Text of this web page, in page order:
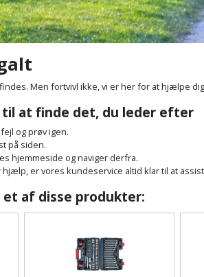
Men fortvivl ikke, vi er her for at hjælpe
at finde det, du leder efter
og prøv igen.
på siden.
hjemmeside og naviger derfra.
hjælp, er vores kundeservice altid klar til at
et af disse produkter: